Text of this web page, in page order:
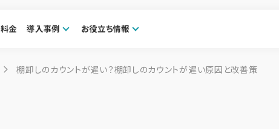
料金 導入事例 お役立ち情報
棚卸しのカウントが遅い？棚卸しのカウントが遅い原因と改善策